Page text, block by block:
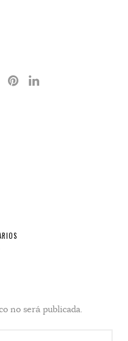
no será publicada.